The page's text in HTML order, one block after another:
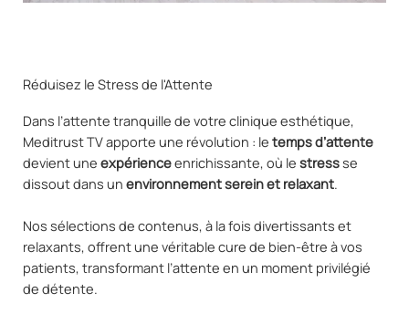
Réduisez le Stress de l'Attente
Dans l’attente tranquille de votre clinique esthétique,
Meditrust TV apporte une révolution : le temps d’attente
devient une expérienceenrichissante, où le stressse
dissout dans un environnement serein et relaxant.
Nos sélections de contenus, à la fois divertissants et
relaxants, offrent une véritable cure de bien-être à vos
patients, transformant l’attente en un moment privilégié
de détente.